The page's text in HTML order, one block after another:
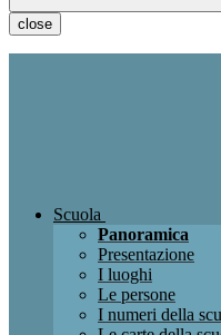
close
Scuola
Panoramica
Presentazione
I luoghi
Le persone
I numeri della